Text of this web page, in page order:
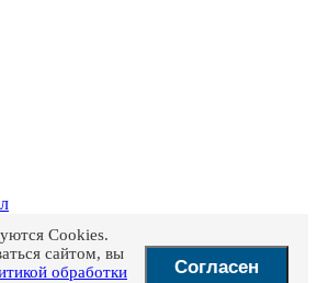
Cookies.
сайтом, вы
обработки
Согласен